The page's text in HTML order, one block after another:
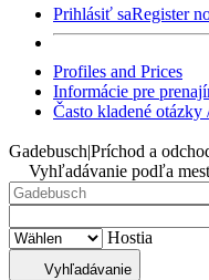
Prihlásiť saRegister
Profiles and Prices
Informácie pre
Často kladené otázky
Gadebusch|Príchod a
Vyhľadávanie podľa
Hostia
Vyhľadávanie